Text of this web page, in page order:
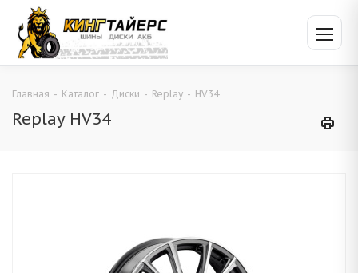
Главная - Каталог - Диски - Replay - HV34
Replay HV34